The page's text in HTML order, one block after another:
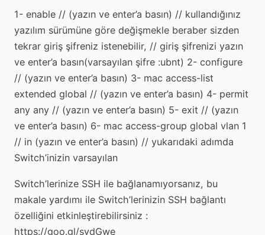
1- enable // (yazın ve enter’a basın) // kullandığınız
yazılım sürümüne göre değişmekle beraber sizden
tekrar giriş şifreniz istenebilir, // giriş şifrenizi yazın
ve enter’a basın(varsayılan şifre :ubnt) 2- configure
// (yazın ve enter’a basın) 3- mac access-list
extended global // (yazın ve enter’a basın) 4- permit
any any // (yazın ve enter’a basın) 5- exit // (yazın
ve enter’a basın) 6- mac access-group global vlan 1
// in (yazın ve enter’a basın) // yukarıdaki adımda
Switch’inizin varsayılan
Switch’lerinize SSH ile bağlanamıyorsanız, bu
makale yardımı ile Switch’lerinizin SSH bağlantı
özelliğini etkinleştirebilirsiniz :
https://goo.gl/svdGwe